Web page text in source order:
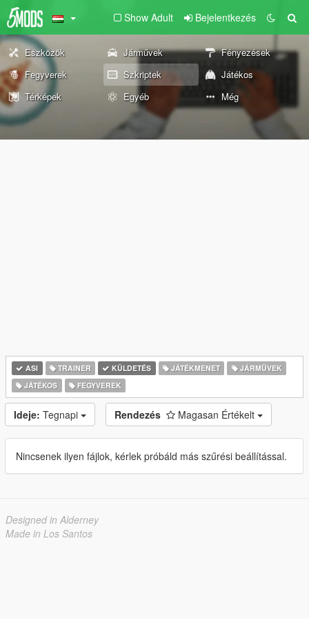
Show Adult Bejelentkezés
Eszközök Járművek
Fényezések
Fegyverek
Szkriptek
Játékos
Térképek
Egyéb Még
ASI TRAINER KÜLDETÉS JÁTÉKMENET
JÁRMŰVEK
JÁTÉKOS
FEGYVEREK
Ideje: Tegnapi Rendezés Magasan Értékelt
Nincsenek ilyen fájlok, kérlek próbáld más szűrési beállítással.
Designed in Alderney
Made in Los Santos